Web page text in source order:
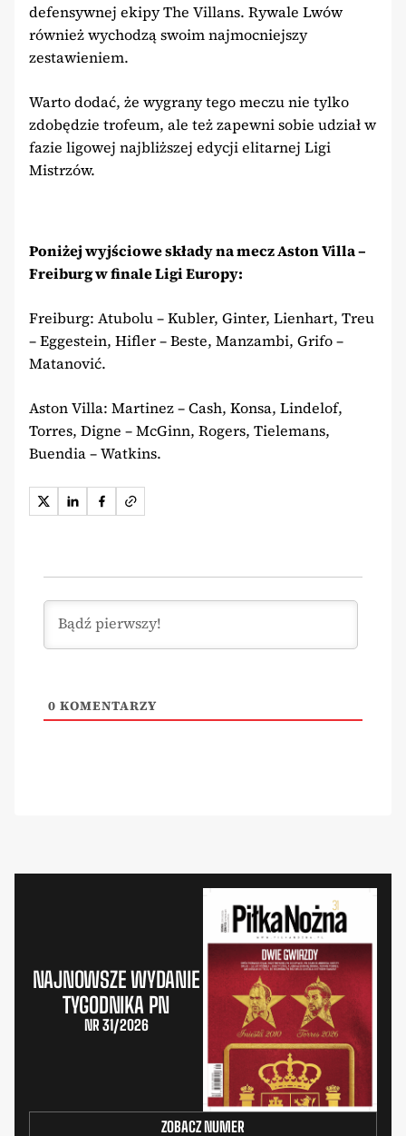
defensywnej ekipy The Villans. Rywale Lwów
również wychodzą swoim najmocniejszy
zestawieniem.
Warto dodać, że wygrany tego meczu nie tylko
zdobędzie trofeum, ale też zapewni sobie udział w
fazie ligowej najbliższej edycji elitarnej Ligi
Mistrzów.
Poniżej wyjściowe składy na mecz Aston Villa –
Freiburg w finale Ligi Europy:
Freiburg: Atubolu – Kubler, Ginter, Lienhart, Treu
– Eggestein, Hifler – Beste, Manzambi, Grifo –
Matanović.
Aston Villa: Martinez – Cash, Konsa, Lindelof,
Torres, Digne – McGinn, Rogers, Tielemans,
Buendia – Watkins.
0 KOMENTARZY
NAJNOWSZE WYDANIE
TYGODNIKA PN
NR 31/2026
ZOBACZ NUMER